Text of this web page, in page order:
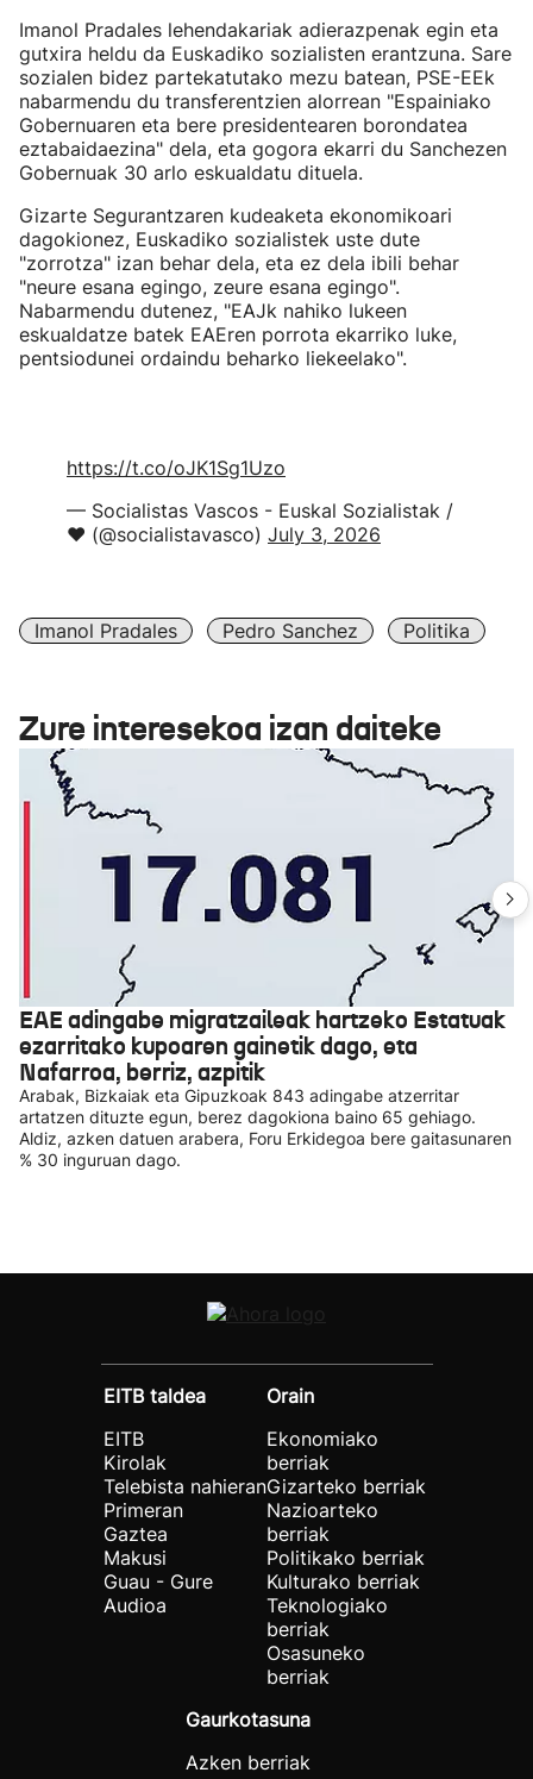
Imanol Pradales lehendakariak adierazpenak egin eta
gutxira heldu da Euskadiko sozialisten erantzuna. Sare
sozialen bidez partekatutako mezu batean, PSE-EEk
nabarmendu du transferentzien alorrean "Espainiako
Gobernuaren eta bere presidentearen borondatea
eztabaidaezina" dela, eta gogora ekarri du Sanchezen
Gobernuak 30 arlo eskualdatu dituela.
Gizarte Segurantzaren kudeaketa ekonomikoari
dagokionez, Euskadiko sozialistek uste dute
"zorrotza" izan behar dela, eta ez dela ibili behar
"neure esana egingo, zeure esana egingo".
Nabarmendu dutenez, "EAJk nahiko lukeen
eskualdatze batek EAEren porrota ekarriko luke,
pentsiodunei ordaindu beharko liekeelako".
https://t.co/oJK1Sg1Uzo
— Socialistas Vascos - Euskal Sozialistak /
❤️ (@socialistavasco) July 3, 2026
Imanol Pradales Pedro Sanchez Politika
Zure interesekoa izan daiteke
EAE adingabe migratzaileak hartzeko Estatuak
ezarritako kupoaren gainetik dago, eta
Nafarroa, berriz, azpitik
Arabak, Bizkaiak eta Gipuzkoak 843 adingabe atzerritar
artatzen dituzte egun, berez dagokiona baino 65 gehiago.
Aldiz, azken datuen arabera, Foru Erkidegoa bere gaitasunaren
% 30 inguruan dago.
EITB taldea
EITB
Kirolak
Telebista nahieran
Primeran
Gaztea
Makusi
Guau - Gure
Audioa
Orain
Ekonomiako
berriak
Gizarteko berriak
Nazioarteko
berriak
Politikako berriak
Kulturako berriak
Teknologiako
berriak
Osasuneko
berriak
Gaurkotasuna
Azken berriak